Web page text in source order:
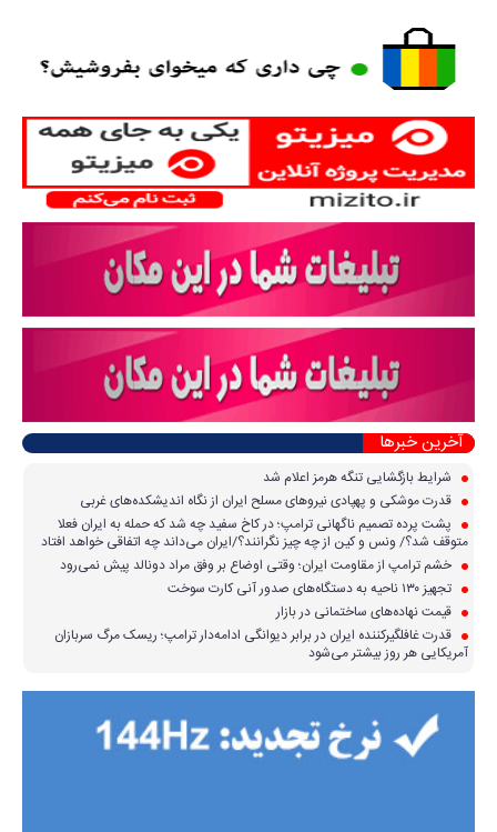
آخرین خبرها
شرایط بازگشایی تنگه هرمز اعلام شد
قدرت موشکی و پهپادی نیرو‌های مسلح ایران از نگاه اندیشکده‌های غربی
پشت پرده تصمیم ناگهانی ترامپ؛ در کاخ سفید چه شد که حمله به ایران فعلا
متوقف شد؟/ ونس و کین از چه چیز نگرانند؟/ایران می‌داند چه اتفاقی خواهد افتاد
خشم ترامپ از مقاومت ایران؛ وقتی اوضاع بر وفق مراد دونالد پیش نمی‌رود
تجهیز ۱۳۰ ناحیه به دستگاه‌های صدور آنی کارت سوخت
قیمت نهاده‌های ساختمانی در بازار
قدرت غافلگیرکننده ایران در برابر دیوانگی ادامه‌دار ترامپ؛ ریسک مرگ سربازان
آمریکایی هر روز بیشتر می‌شود